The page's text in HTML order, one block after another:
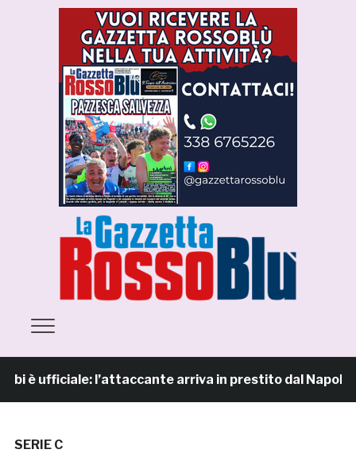
è ufficiale: l’attaccante arriva in prestito dal Napoli
SERIE C